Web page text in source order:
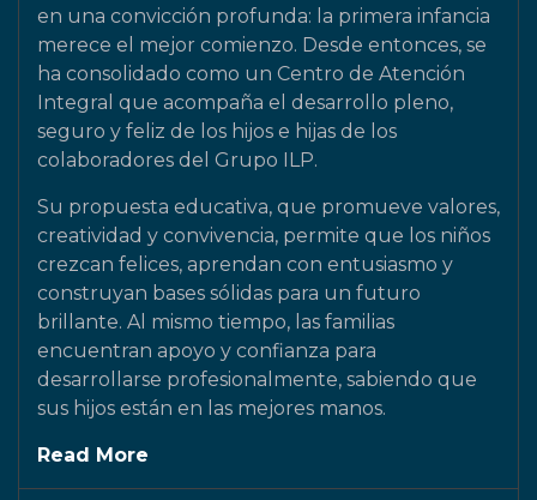
en una convicción profunda: la primera infancia
merece el mejor comienzo. Desde entonces, se
ha consolidado como un Centro de Atención
Integral que acompaña el desarrollo pleno,
seguro y feliz de los hijos e hijas de los
colaboradores del Grupo ILP.
Su propuesta educativa, que promueve valores,
creatividad y convivencia, permite que los niños
crezcan felices, aprendan con entusiasmo y
construyan bases sólidas para un futuro
brillante. Al mismo tiempo, las familias
encuentran apoyo y confianza para
desarrollarse profesionalmente, sabiendo que
sus hijos están en las mejores manos.
Read More